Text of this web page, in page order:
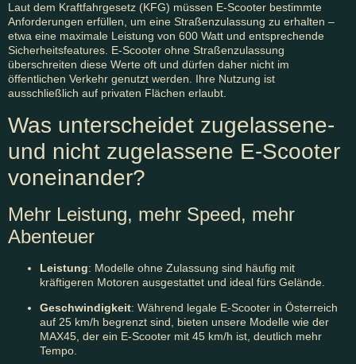
Laut dem Kraftfahrgesetz (KFG) müssen E-Scooter bestimmte
Anforderungen erfüllen, um eine Straßenzulassung zu erhalten –
etwa eine maximale Leistung von 600 Watt und entsprechende
Sicherheitsfeatures. E-Scooter ohne Straßenzulassung
überschreiten diese Werte oft und dürfen daher nicht im
öffentlichen Verkehr genutzt werden. Ihre Nutzung ist
ausschließlich auf privaten Flächen erlaubt.
Was unterscheidet zugelassene-
und nicht zugelassene E-Scooter
voneinander?
Mehr Leistung, mehr Speed, mehr
Abenteuer
Leistung: Modelle ohne Zulassung sind häufig mit
kräftigeren Motoren ausgestattet und ideal fürs Gelände.
Geschwindigkeit: Während legale E-Scooter in Österreich
auf 25 km/h begrenzt sind, bieten unsere Modelle wie der
MAX45, der ein E-Scooter mit 45 km/h ist, deutlich mehr
Tempo.